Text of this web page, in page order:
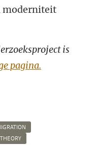
moderniteit
is
pagina.